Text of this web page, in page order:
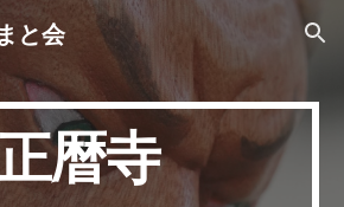
Skip to navigation
と会
暦寺